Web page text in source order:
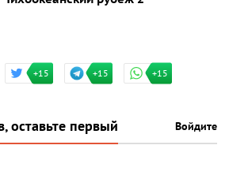
+15 +15 +15
оставьте первый Войдите